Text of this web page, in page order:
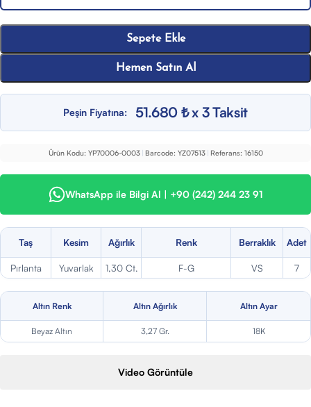
Sepete Ekle
Hemen Satın Al
Peşin Fiyatına: 51.680 ₺ x 3 Taksit
Ürün Kodu: YP70006-0003 | Barcode: YZ07513 | Referans: 16150
WhatsApp ile Bilgi Al | +90 (242) 244 23 91
Taş Kesim Ağırlık Renk Berraklık Adet
Pırlanta Yuvarlak 1,30 Ct. F-G VS 7
Altın Renk Altın Ağırlık Altın Ayar
Beyaz Altın 3,27 Gr. 18K
Video Görüntüle